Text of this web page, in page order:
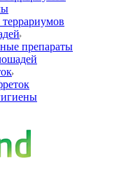
препараты